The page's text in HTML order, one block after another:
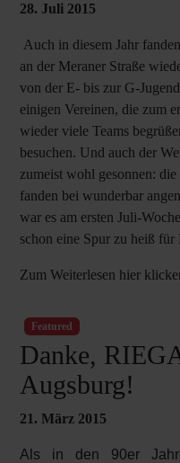
28. Juli 2015
Auch in diesem Jahr
an der Meraner Straße
von der E- bis zur G-
einigen Vereinen, die zum
wieder viele Teams
besuchen. Und auch der
zumeist wohl gesonnen:
fanden bei wunderbar
war es am ersten Juli-
schon eine Spur zu heiß für
Zum Weiterlesen hier
Featured
Danke,
Augsburg!
21. März 2015
Als in den 90er